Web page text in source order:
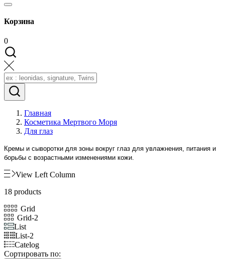
Корзина
0
Главная
Косметика Мертвого Моря
Для глаз
Кремы и сыворотки для зоны вокруг глаз для увлажнения, питания и
борьбы с возрастными изменениями кожи.
View Left Column
18 products
Grid
Grid-2
List
List-2
Catelog
Сортировать по: